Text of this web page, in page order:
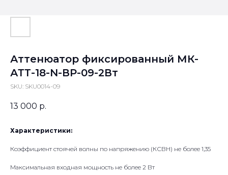
Аттенюатор фиксированный МК-
АТТ-18-N-ВР-09-2Вт
SKU: SKU0014-09
13 000 р.
Характеристики:
Коэффициент стоячей волны по напряжению (КСВН) не более 1,35
Максимальная входная мощность не более 2 Вт